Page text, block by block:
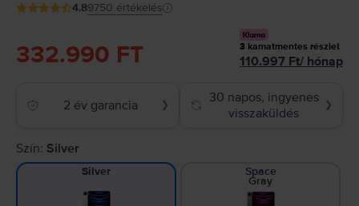
4.89750 értékelés
332.990 FT 3 kamatmentes részlet
110.997 Ft/ hónap
2 év garancia ❯
30 napos, ingyenes
visszaküldés
❯
Szín: Silver
Silver Space
Gray